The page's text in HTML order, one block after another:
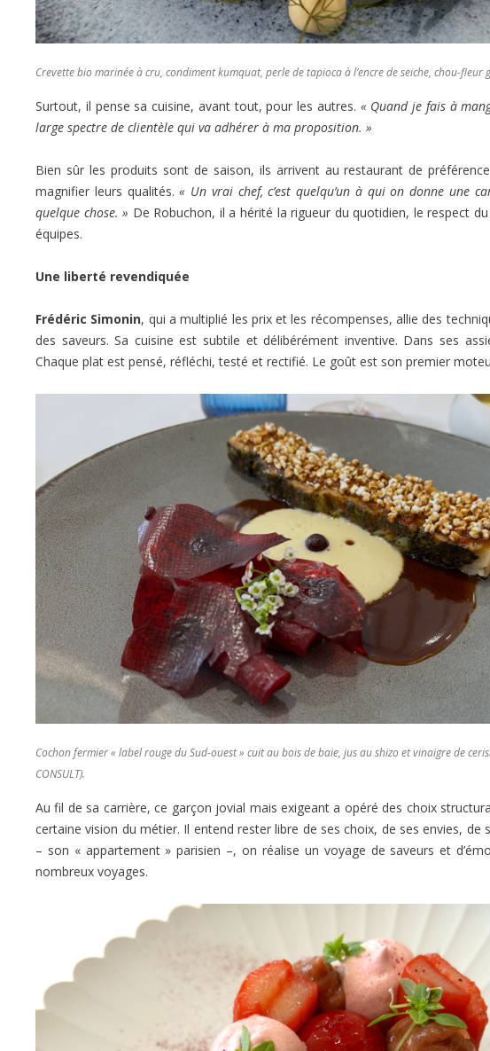
Crevette bio marinée à cru, condiment kumquat, perle de tapioca à l’encre de seiche, chou-fleur
Surtout, il pense sa cuisine, avant tout, pour les autres. « Quand je fais à
large spectre de clientèle qui va adhérer à ma proposition. »
Bien sûr les produits sont de saison, ils arrivent au restaurant de
magnifier leurs qualités.« Un vrai chef, c’est quelqu’un à qui on donne une
quelque chose. » De Robuchon, il a hérité la rigueur du quotidien, le respect
équipes.
Une liberté revendiquée
Frédéric Simonin, qui a multiplié les prix et les récompenses, allie des
des saveurs. Sa cuisine est subtile et délibérément inventive. Dans ses
Chaque plat est pensé, réfléchi, testé et rectifié. Le goût est son premier
Cochon fermier « label rouge du Sud-ouest » cuit au bois de baie, jus au shizo et vinaigre de
CONSULT).
Au fil de sa carrière, ce garçon jovial mais exigeant a opéré des choix
certaine vision du métier. Il entend rester libre de ses choix, de ses envies,
– son « appartement » parisien –, on réalise un voyage de saveurs et
nombreux voyages.